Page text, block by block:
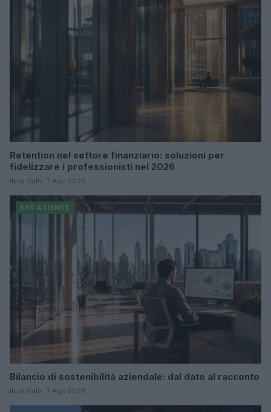
Retention nel settore finanziario: soluzioni per
fidelizzare i professionisti nel 2026
Ilaria Galli · 7 Ago 2026
ESG AZIENDE
Bilancio di sostenibilità aziendale: dal dato al racconto
Ilaria Galli · 7 Ago 2026